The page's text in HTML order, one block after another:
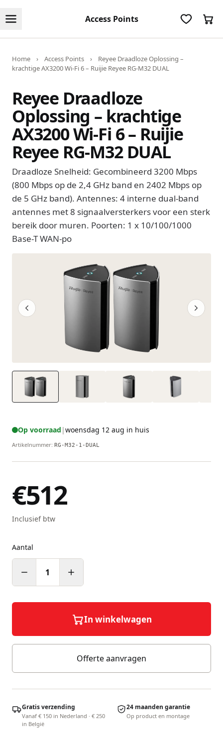
Access Points
Home › Access Points ›
Reyee Draadloze Oplossing –
krachtige AX3200 Wi-Fi 6 – Ruijie Reyee RG-M32 DUAL
Reyee Draadloze
Oplossing – krachtige
AX3200 Wi-Fi 6 – Ruijie
Reyee RG-M32 DUAL
Draadloze Snelheid: Gecombineerd 3200 Mbps
(800 Mbps op de 2,4 GHz band en 2402 Mbps op
de 5 GHz band). Antennes: 4 interne dual-band
antennes met 8 signaalversterkers voor een sterk
bereik door muren. Poorten: 1 x 10/100/1000
Base-T WAN-po
Op voorraad |woensdag 12 aug in huis
Artikelnummer: RG-M32-1-DUAL
€512
Inclusief btw
Aantal
1
In winkelwagen
Offerte aanvragen
Gratis verzending
Vanaf € 150 in Nederland · € 250
in België
24 maanden garantie
Op product en montage